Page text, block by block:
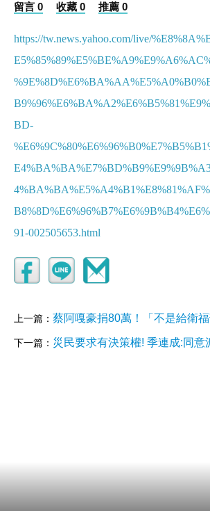
留言 0 收藏 0 推薦 0
https://tw.news.yahoo.com/live/
BD-
91-002505653.html
上一篇： 蔡阿嘎豪捐80萬！「不是給衛福部」
下一篇： 災民要求有決策權! 季連成:同意派代